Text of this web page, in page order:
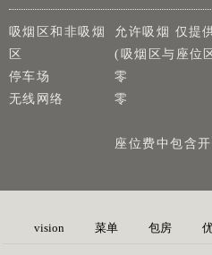
吸烟区和非吸烟
区
允许吸烟 仅提
(吸烟区与座位
停车场
零
无线网络
零
座位费中包含
vision 菜单 包房